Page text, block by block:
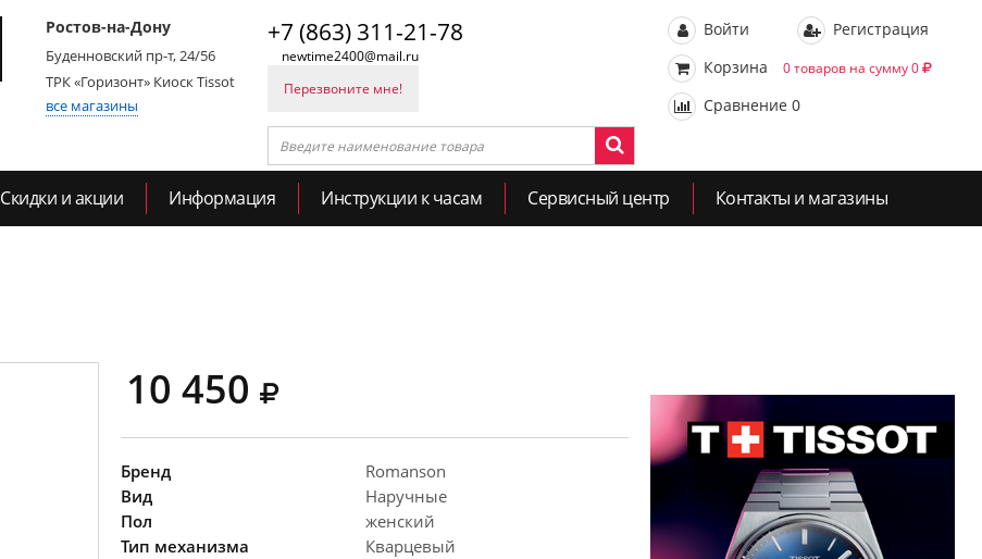
Ростов-на-Дону
Буденновский пр-т, 24/56
ТРК «Горизонт» Киоск Tissot
все магазины
+7 (863) 311-21-78
newtime2400@mail.ru
Перезвоните мне!
Войти
Регистрация
Корзина
0 товаров на сумму 0
Сравнение 0
Скидки и акции Информация Инструкции к часам Сервисный центр Контакты и магазины
10 450
Бренд
Romanson
Вид
Наручные
Пол
женский
Тип механизма
Кварцевый